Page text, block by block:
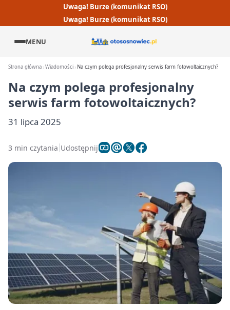
Uwaga! Burze (komunikat RSO)
Uwaga! Burze (komunikat RSO)
MENU
Strona główna Wiadomości Na czym polega profesjonalny serwis farm fotowoltaicznych?
Na czym polega profesjonalny
serwis farm fotowoltaicznych?
31 lipca 2025
3 min czytania Udostępnij